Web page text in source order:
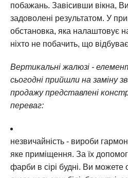
побажань. Завісивши вікна,
задоволені результатом. У
обстановка, яка налаштовує
ніхто не побачить, що
Вертикальні жалюзі -
сьогодні прийшли на заміну
продажу представлені
переваг:
незвичайність - вироби
яке приміщення. За їх
фарби в сірі будні. Ви можете